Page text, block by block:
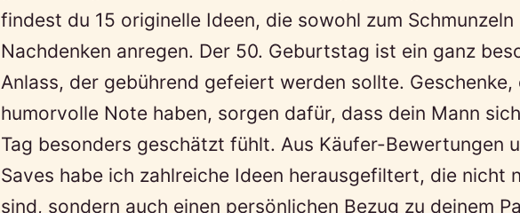
findest du 15 originelle Ideen, die sowohl zum Schmunzeln
Nachdenken anregen. Der 50. Geburtstag ist ein ganz
Anlass, der gebührend gefeiert werden sollte. Geschenke,
humorvolle Note haben, sorgen dafür, dass dein Mann
Tag besonders geschätzt fühlt. Aus Käufer-Bewertungen
Saves habe ich zahlreiche Ideen herausgefiltert, die nicht
sind, sondern auch einen persönlichen Bezug zu deinem